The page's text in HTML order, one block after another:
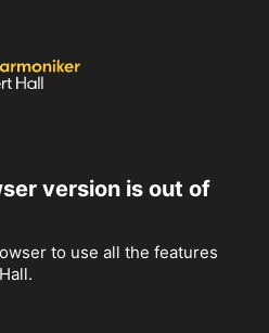
version is out of
to use all the features